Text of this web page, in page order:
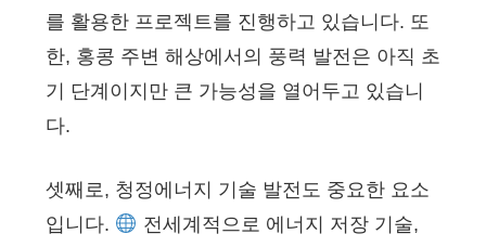
를 활용한 프로젝트를 진행하고 있습니다. 또
한, 홍콩 주변 해상에서의 풍력 발전은 아직 초
기 단계이지만 큰 가능성을 열어두고 있습니
다.
셋째로, 청정에너지 기술 발전도 중요한 요소
입니다.
전세계적으로 에너지 저장 기술,